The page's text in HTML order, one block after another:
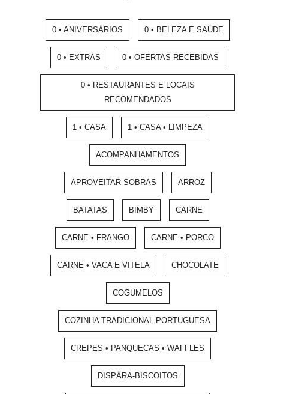
0 • ANIVERSÁRIOS 0 • BELEZA E SAÚDE
0 • EXTRAS 0 • OFERTAS RECEBIDAS
0 • RESTAURANTES E LOCAIS
RECOMENDADOS
1 • CASA 1 • CASA • LIMPEZA
ACOMPANHAMENTOS
APROVEITAR SOBRAS ARROZ
BATATAS BIMBY CARNE
CARNE • FRANGO CARNE • PORCO
CARNE • VACA E VITELA CHOCOLATE
COGUMELOS
COZINHA TRADICIONAL PORTUGUESA
CREPES • PANQUECAS • WAFFLES
DISPÁRA-BISCOITOS